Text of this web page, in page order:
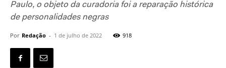
Paulo, o objeto da curadoria foi a reparação histórica
de personalidades negras
Por Redação - 1 de julho de 2022 918